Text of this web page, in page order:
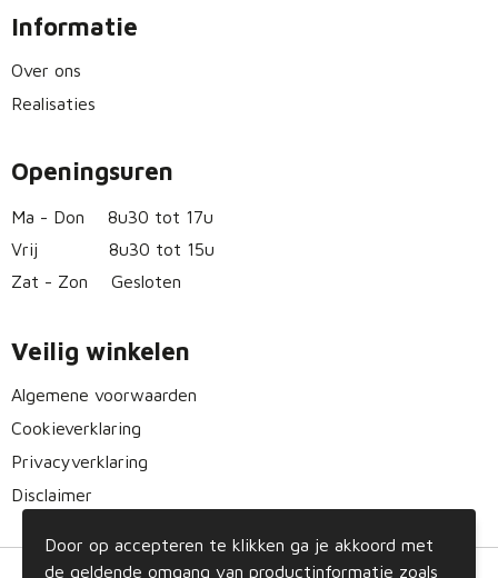
Informatie
Over ons
Realisaties
Openingsuren
Ma - Don
8u30 tot 17u
Vrij
8u30 tot 15u
Zat - Zon
Gesloten
Veilig winkelen
Algemene voorwaarden
Cookieverklaring
Privacyverklaring
Disclaimer
Door op accepteren te klikken ga je akkoord met
de geldende omgang van productinformatie zoals